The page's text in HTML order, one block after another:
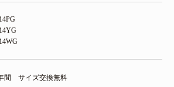
間 サイズ交換無料